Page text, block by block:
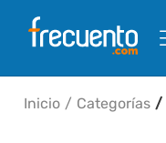
Inicio Categorías